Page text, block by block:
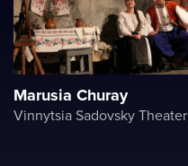
Marusia Churay
Vinnytsia Sadovsky Theater